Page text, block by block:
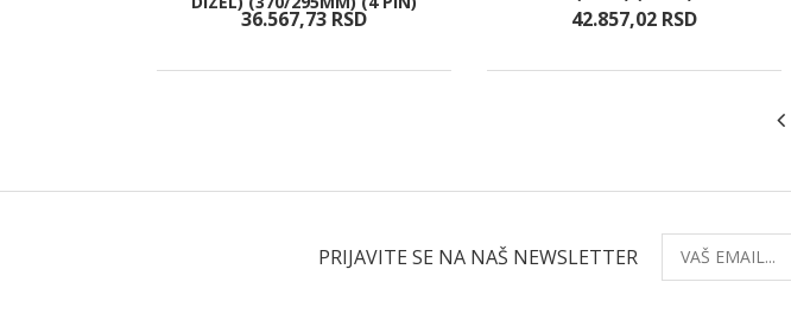
36.567,73 RSD 42.857,02 RSD
PRIJAVITE SE NA NAŠ NEWSLETTER